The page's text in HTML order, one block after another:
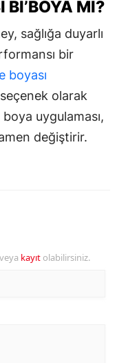
BI’BOYA MI?
sağlığa duyarlı
bir
boyası
olarak
uygulaması,
değiştirir.
kayıt olabilirsiniz.